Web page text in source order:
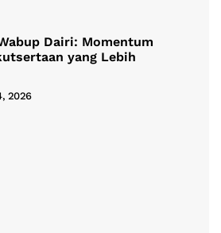
Dairi: Momentum
yang Lebih
2026